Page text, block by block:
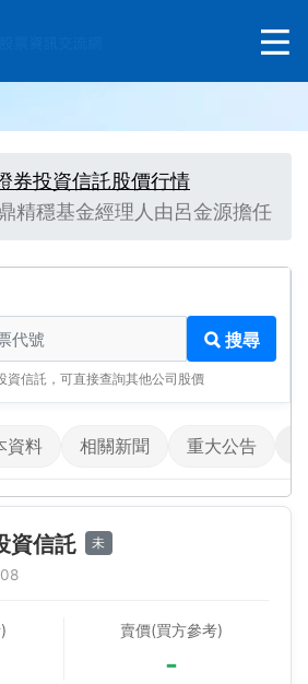
券投資信託股價行情
精穩基金經理人由呂金源擔任
搜尋
資信託，可直接查詢其他公司股價
資料 相關新聞 重大公告
資信託 未
賣價(買方參考)
-